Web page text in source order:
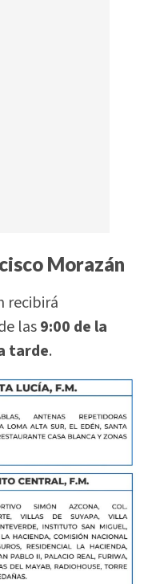
Morazán
recibirá
las9:00 de la
tarde.